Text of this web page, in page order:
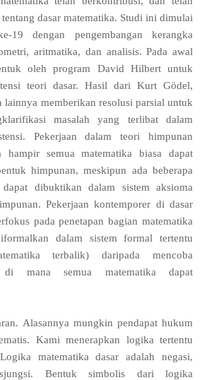
dasar matematika. Studi ini dimulai
19 dengan pengembangan kerangka
aritmatika, dan analisis. Pada awal
oleh program David Hilbert untuk
teori dasar. Hasil dari Kurt Gödel,
lainnya memberikan resolusi parsial untuk
masalah yang terlibat dalam
Pekerjaan dalam teori himpunan
hampir semua matematika biasa dapat
himpunan, meskipun ada beberapa
dibuktikan dalam sistem aksioma
Pekerjaan kontemporer di dasar
pada penetapan bagian matematika
dalam sistem formal tertentu
terbalik) daripada mencoba
di mana semua matematika dapat
Alasannya mungkin pendapat hukum
Kami menerapkan logika tertentu
matematika dasar adalah negasi,
Bentuk simbolis dari logika